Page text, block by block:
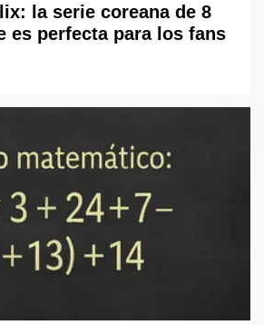
la serie coreana de 8
es perfecta para los fans